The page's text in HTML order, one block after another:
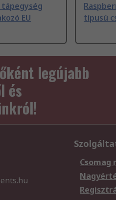
tápegység
EU
típusú
legújabb
és
Csomag